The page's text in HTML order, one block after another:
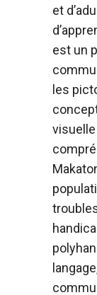
et
est un
les
visuelle